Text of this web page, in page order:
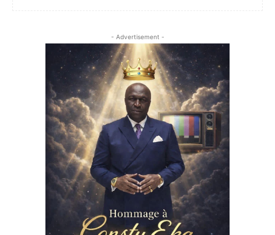
- Advertisement -